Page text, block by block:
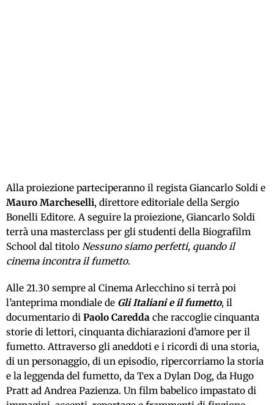
Alla proiezione parteciperanno il regista Giancarlo Soldi e
Mauro Marcheselli, direttore editoriale della Sergio
Bonelli Editore. A seguire la proiezione, Giancarlo Soldi
terrà una masterclass per gli studenti della Biografilm
School dal titolo Nessuno siamo perfetti, quando il
cinema incontra il fumetto.
Alle 21.30 sempre al Cinema Arlecchino si terrà poi
l’anteprima mondiale de Gli Italiani e il fumetto, il
documentario di Paolo Caredda che raccoglie cinquanta
storie di lettori, cinquanta dichiarazioni d’amore per il
fumetto. Attraverso gli aneddoti e i ricordi di una storia,
di un personaggio, di un episodio, ripercorriamo la storia
e la leggenda del fumetto, da Tex a Dylan Dog, da Hugo
Pratt ad Andrea Pazienza. Un film babelico impastato di